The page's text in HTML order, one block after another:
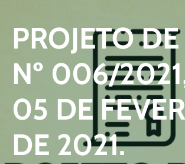
CONTATO
PROJETO
Nº 006/
05 DE
DE 2021.